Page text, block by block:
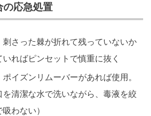
の応急処置
刺さった棘が折れて残っていないか
ればピンセットで慎重に抜く
ポイズンリムーバーがあれば使用。
を清潔な水で洗いながら、毒液を絞
わない）